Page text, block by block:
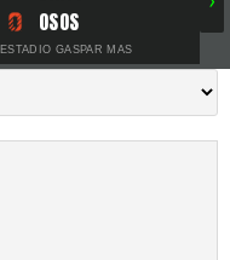
OSOS
ESTADIO GASPAR MAS